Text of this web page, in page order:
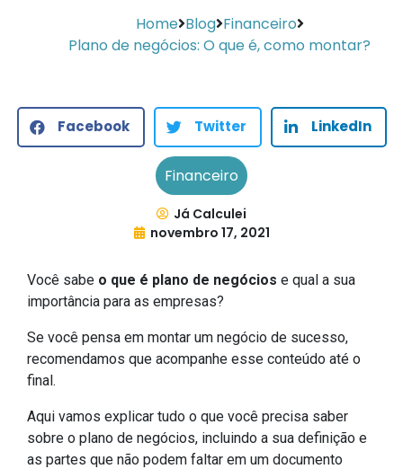
Home Blog Financeiro
Plano de negócios: O que é, como montar?
Facebook Twitter LinkedIn
Financeiro
Já Calculei
novembro 17, 2021
Você sabe o que é plano de negócios e qual a sua
importância para as empresas?
Se você pensa em montar um negócio de sucesso,
recomendamos que acompanhe esse conteúdo até o
final.
Aqui vamos explicar tudo o que você precisa saber
sobre o plano de negócios, incluindo a sua definição e
as partes que não podem faltar em um documento